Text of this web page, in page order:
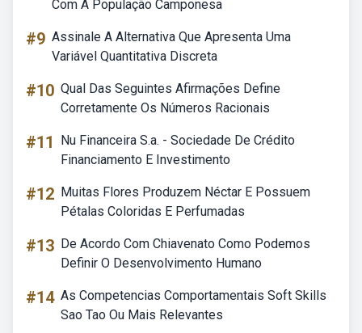
Com A População Camponesa
#9 Assinale A Alternativa Que Apresenta Uma
Variável Quantitativa Discreta
#10 Qual Das Seguintes Afirmações Define
Corretamente Os Números Racionais
#11
Nu Financeira S.a. - Sociedade De Crédito
Financiamento E Investimento
#12 Muitas Flores Produzem Néctar E Possuem
Pétalas Coloridas E Perfumadas
#13 De Acordo Com Chiavenato Como Podemos
Definir O Desenvolvimento Humano
#14 As Competencias Comportamentais Soft Skills
Sao Tao Ou Mais Relevantes